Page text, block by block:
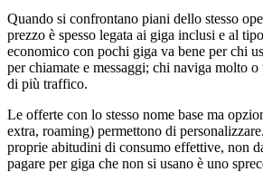
Quando si confrontano piani dello stesso
prezzo è spesso legata ai giga inclusi e al
economico con pochi giga va bene per chi
per chiamate e messaggi; chi naviga molto
di più traffico.
Le offerte con lo stesso nome base ma
extra, roaming) permettono di
proprie abitudini di consumo effettive, non
pagare per giga che non si usano è uno